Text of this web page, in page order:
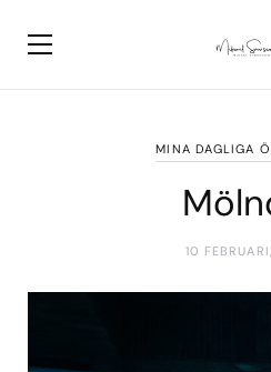
MINA DAGLIGA
10